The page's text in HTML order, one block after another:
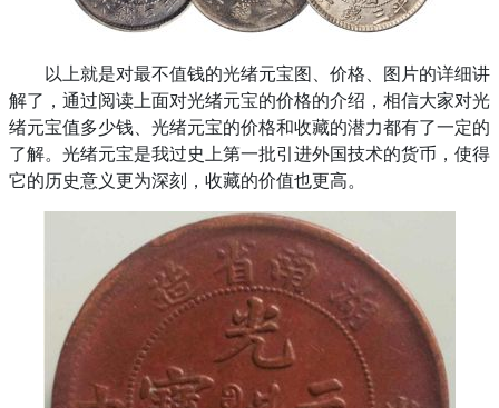
以上就是对最不值钱的光绪元宝图、价格、图片的详细讲
解了，通过阅读上面对光绪元宝的价格的介绍，相信大家对光
绪元宝值多少钱、光绪元宝的价格和收藏的潜力都有了一定的
了解。光绪元宝是我过史上第一批引进外国技术的货币，使得
它的历史意义更为深刻，收藏的价值也更高。